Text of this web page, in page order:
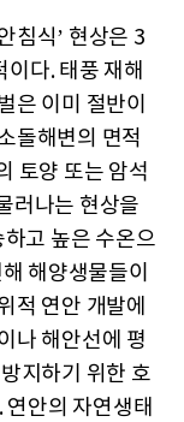
침식’ 현상은 3
다. 태풍 재해
은 이미 절반이
돌해변의 면적
토양 또는 암석
러나는 현상을
고 높은 수온으
해양생물들이
적 연안 개발에
나 해안선에 평
지하기 위한 호
안의 자연생태